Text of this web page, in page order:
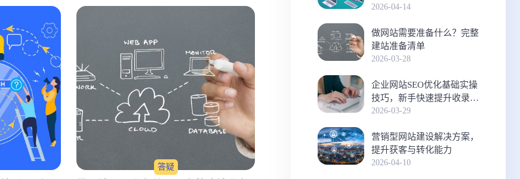
答疑
预算指南
2026-04-14
做网站需要准备什么？完整
建站准备清单
2026-03-28
企业网站SEO优化基础实操
技巧，新手快速提升收录排
名
2026-03-29
营销型网站建设解决方案，
提升获客与转化能力
2026-04-10